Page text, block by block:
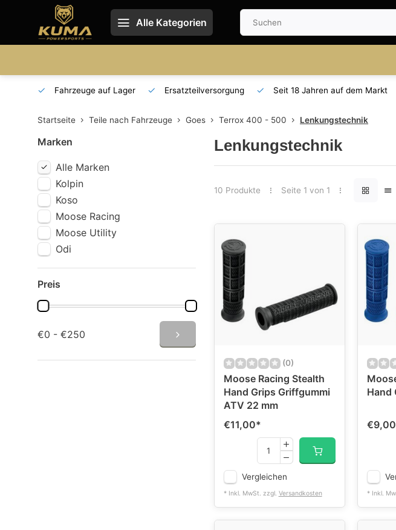
Alle Kategorien
Fahrzeuge auf Lager Ersatzteilversorgung Seit 18 Jahren auf dem Markt
Startseite Teile nach Fahrzeuge Goes Terrox 400 - 500 Lenkungstechnik
Marken
Alle Marken
Kolpin
Koso
Moose Racing
Moose Utility
Odi
Preis
€0 - €250
Lenkungstechnik
10 Produkte Seite 1 von 1
(0)
Moose Racing Stealth
Hand Grips Griffgummi
ATV 22 mm
€11,00*
Vergleichen
* Inkl. MwSt. zzgl. Versandkosten
Hand
€9,00
* Inkl.